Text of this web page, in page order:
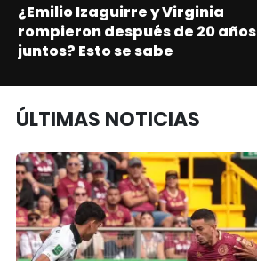
¿Emilio Izaguirre y Virginia
rompieron después de 20 años
juntos? Esto se sabe
ÚLTIMAS NOTICIAS